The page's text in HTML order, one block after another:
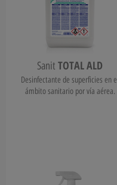
Sanit TOTAL ALD
Desinfectante de superficies en el
ámbito sanitario por vía aérea.